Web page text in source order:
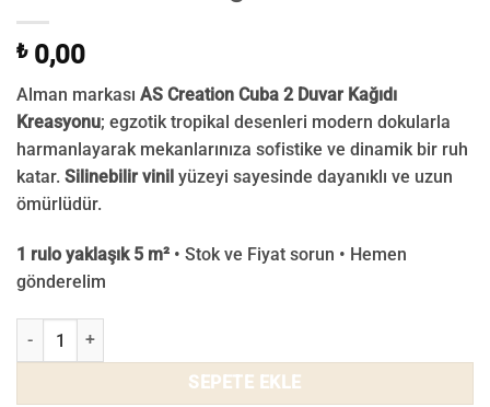
₺0,00
Alman markası AS Creation Cuba 2 Duvar Kağıdı
Kreasyonu; egzotik tropikal desenleri modern dokularla
harmanlayarak mekanlarınıza sofistike ve dinamik bir ruh
katar. Silinebilir vinil yüzeyi sayesinde dayanıklı ve uzun
ömürlüdür.
1 rulo yaklaşık 5 m² • Stok ve Fiyat sorun • Hemen
gönderelim
Cuba 2 Duvar Kağıdı 79160-5 adet
SEPETE EKLE